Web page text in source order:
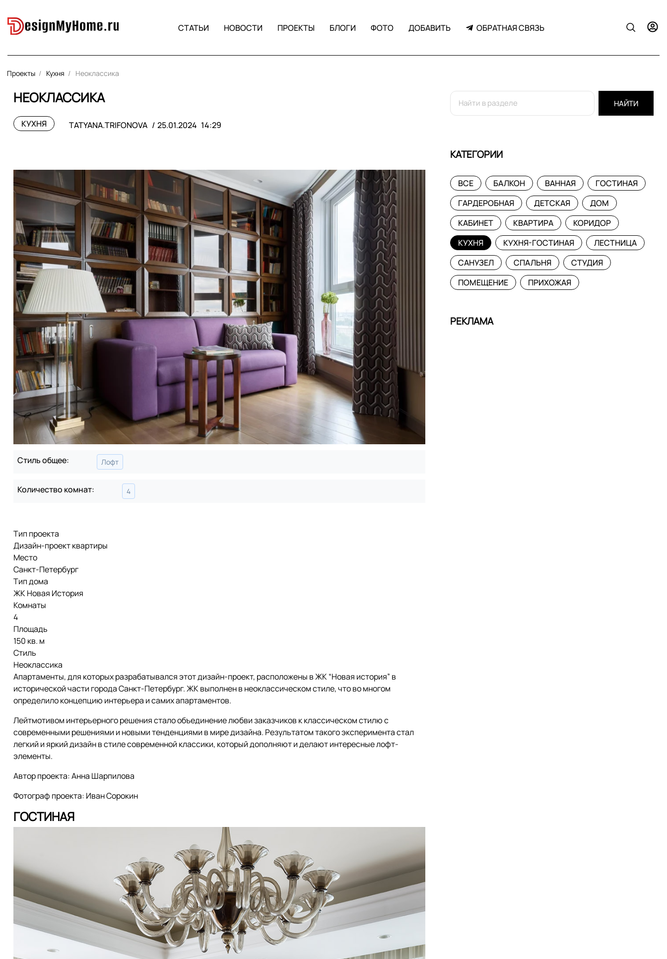
СТАТЬИ НОВОСТИ ПРОЕКТЫ БЛОГИ ФОТО ДОБАВИТЬ ОБРАТНАЯ СВЯЗЬ
Проекты Кухня Неоклассика
НЕОКЛАССИКА
КУХНЯ TATYANA.TRIFONOVA 25.01.2024 14:29
Стиль общее: Лофт
Количество комнат: 4
Тип проекта
Дизайн-проект квартиры
Место
Санкт-Петербург
Тип дома
ЖК Новая История
Комнаты
4
Площадь
150 кв. м
Стиль
Неоклассика
Апартаменты, для которых разрабатывался этот дизайн-проект, расположены в ЖК “Новая история” в
исторической части города Санкт-Петербург. ЖК выполнен в неоклассическом стиле, что во многом
определило концепцию интерьера и самих апартаментов.
Лейтмотивом интерьерного решения стало объединение любви заказчиков к классическом стилю с
современными решениями и новыми тенденциями в мире дизайна. Результатом такого эксперимента стал
легкий и яркий дизайн в стиле современной классики, который дополняют и делают интересные лофт-
элементы.
Автор проекта: Анна Шарпилова
Фотограф проекта: Иван Сорокин
ГОСТИНАЯ
НАЙТИ
КАТЕГОРИИ
ВСЕ БАЛКОН ВАННАЯ
ГОСТИНАЯ
ГАРДЕРОБНАЯ
ДЕТСКАЯ
ДОМ
КАБИНЕТ
КВАРТИРА
КОРИДОР
КУХНЯ
КУХНЯ-ГОСТИНАЯ
ЛЕСТНИЦА
САНУЗЕЛ
СПАЛЬНЯ
СТУДИЯ
ПОМЕЩЕНИЕ
ПРИХОЖАЯ
РЕКЛАМА